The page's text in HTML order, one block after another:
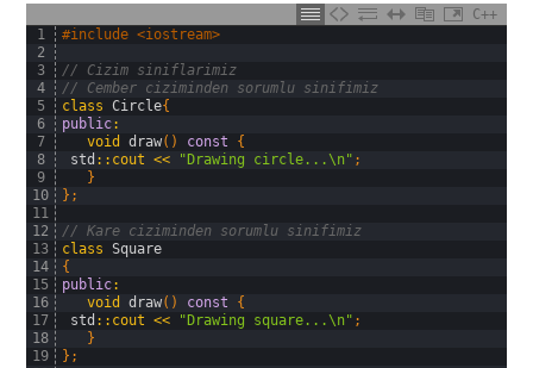
C++
1
2
3
4
5
6
7
8
9
10
11
12
13
14
15
16
17
18
19
#include <iostream>
// Cizim siniflarimiz
// Cember ciziminden sorumlu sinifimiz
class
Circle{
public:
void
draw( ) const
{
std :: cout << "Drawing circle...\n" ;
}
} ;
// Kare ciziminden sorumlu sinifimiz
class
Square
{
public:
void
draw( ) const
{
std :: cout << "Drawing square...\n" ;
}
} ;